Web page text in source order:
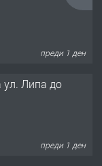
преди 1 ден
ул. Липа до
преди 1 ден